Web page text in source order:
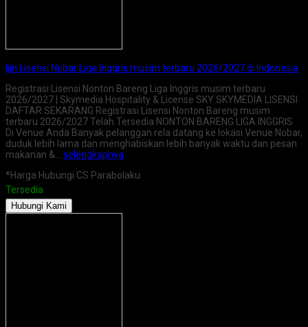
Ijin Lisensi Nobar Liga Inggris musim terbaru 2026/2027 di Indonesia
Registrasi Lisensi Nonton Bareng Liga Inggris musim terbaru
2026/2027 | Skymedia Hospitality & License SKY SKYMEDIA LISENSI
DAFTAR SEKARANG Registrasi Lisensi Nonton Bareng musim
terbaru 2026/2027 Telah Tersedia NONTON BARENG LIGA INGGRIS
Di Venue Anda Banyak pelanggan rela datang ke lokasi Venue Nobar,
duduk lebih lama dan menghabiskan lebih banyak waktu dan pesan
makanan &… selengkapnya
*Harga Hubungi CS Parabolaku
Tersedia
Hubungi Kami